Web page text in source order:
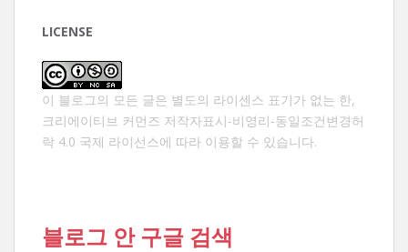
LICENSE
이 블로그의 모든 글은 별도의 라이센스 표기가 없는 한,
크리에이티브 커먼즈 저작자표시-비영리-동일조건변경허
락 4.0 국제 라이선스에 따라 이용할 수 있습니다.
블로그 안 구글 검색